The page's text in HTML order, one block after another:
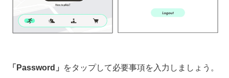
「Password」 をタップして必要事項を入力しましょう。